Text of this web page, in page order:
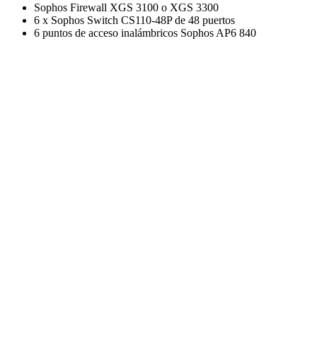
Sophos Firewall XGS 3100 o XGS 3300
6 x Sophos Switch CS110-48P de 48 puertos
6 puntos de acceso inalámbricos Sophos AP6 840